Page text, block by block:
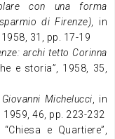
con una forma
di Firenze), in
31, pp. 17-19
archi tetto Corinna
e storia”, 1958, 35,
Michelucci, in
1959, 46, pp. 223-232
e Quartiere”,